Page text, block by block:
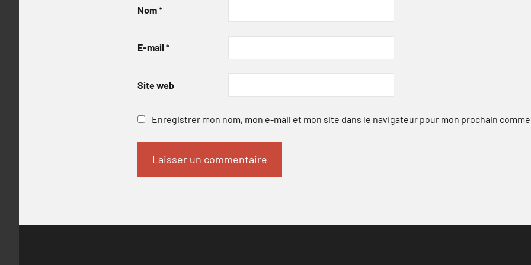
Nom*
E-mail *
Site web
Enregistrer mon nom, mon e-mail et mon site dans le navigateur pour mon prochain